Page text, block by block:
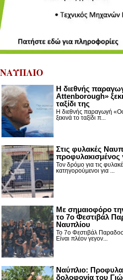
ΝΑΥΠΛΙΟ
Η διεθνής
Attenborough»
ταξίδι της
Η διεθνής παραγωγή
ξεκινά το ταξίδι π...
Στις φυλακές
προφυλακισμένος
Τον δρόμο για τις
κατηγορούμενοι για ...
Με σημαιοφόρο
το 7ο Φεστιβάλ
Ναυπλίου
Το 7ο Φεστιβάλ
Είναι πλέον γεγον...
Ναύπλιο:
δολοφονία του